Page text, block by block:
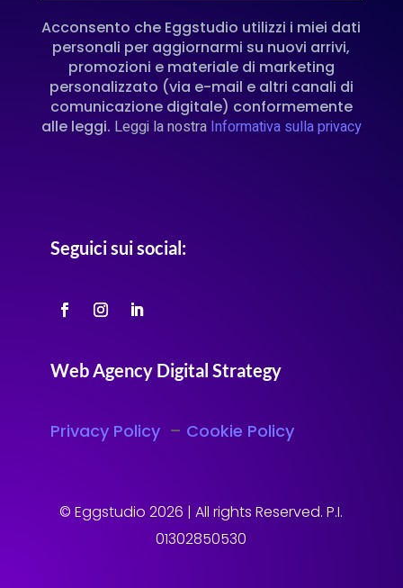
Acconsento che Eggstudio utilizzi i miei dati
personali per aggiornarmi su nuovi arrivi,
promozioni e materiale di marketing
personalizzato (via e-mail e altri canali di
comunicazione digitale) conformemente
alle leggi. Leggi la nostra Informativa sulla privacy
Seguici sui social:
Web Agency Digital Strategy
Privacy Policy – Cookie Policy
© Eggstudio 2026 | All rights Reserved. P.I.
01302850530